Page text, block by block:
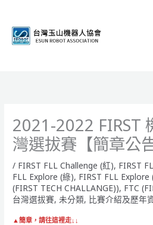
2021-2022 FIRST
灣選拔賽【簡章公告
/ FIRST FLL Challenge (紅), FIRST
FLL Explore (綠), FIRST FLL Explore
(FIRST TECH CHALLANGE)), FTC
台灣選拔賽,未分類, 比賽介紹及歷年
▲簡章，請往這裡走↓↓